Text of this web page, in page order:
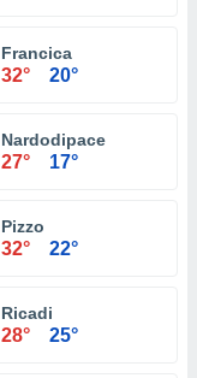
Francica
32° 20°
Nardodipace
27° 17°
Pizzo
32° 22°
Ricadi
28° 25°